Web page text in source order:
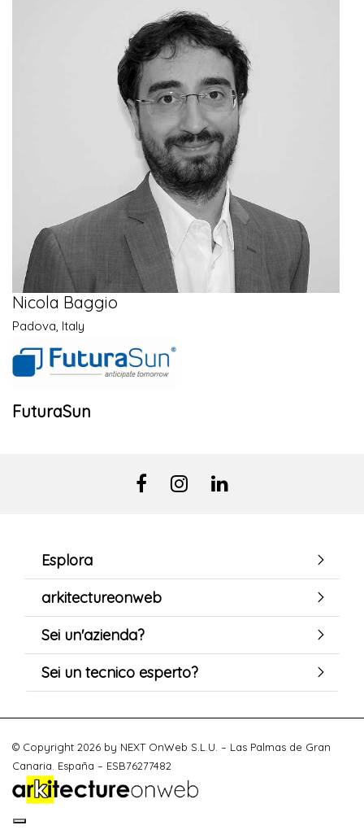
Nicola Baggio
Padova, Italy
FuturaSun
Esplora
arkitectureonweb
Sei un'azienda?
Sei un tecnico esperto?
© Copyright 2026 by NEXT OnWeb S.L.U. – Las Palmas de Gran
Canaria. España – ESB76277482